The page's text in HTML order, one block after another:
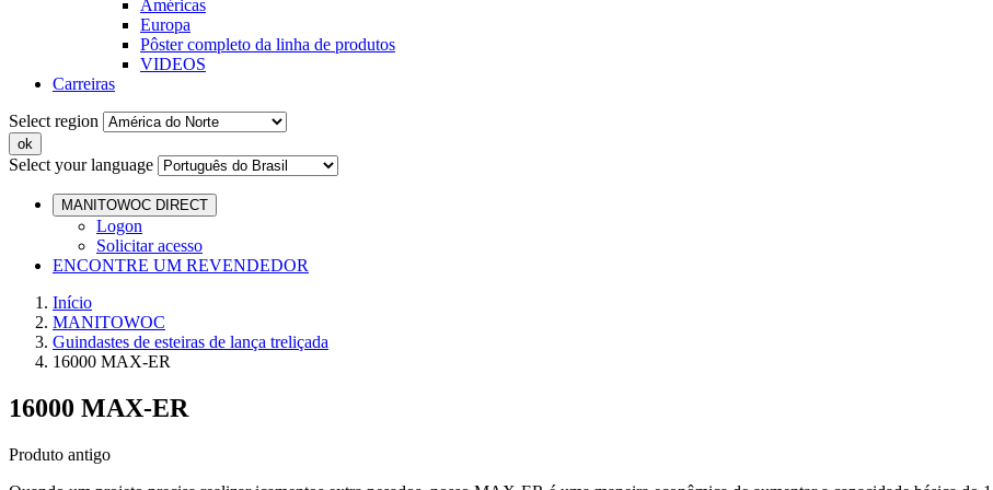
Américas
Europa
Pôster completo da linha de produtos
VIDEOS
Carreiras
Select region
Select your language
MANITOWOC DIRECT
Logon
Solicitar acesso
ENCONTRE UM REVENDEDOR
Início
MANITOWOC
Guindastes de esteiras de lança treliçada
16000 MAX-ER
16000 MAX-ER
Produto antigo